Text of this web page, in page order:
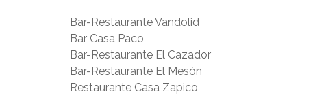
Bar-Restaurante Vandolid
Bar Casa Paco
Bar-Restaurante El Cazador
Bar-Restaurante El Mesón
Restaurante Casa Zapico